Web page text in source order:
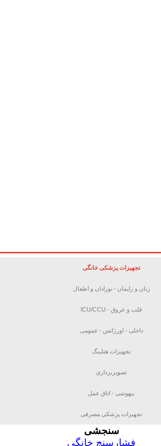
تجهیزات پزشکی خانگی
زنان و زایمان - نوزادان و اطفال
قلب و عروق - ICU/CCU
داخلی - اورژانس - عمومی
تجهیزات هتلینگ
تصویربرداری
بیهوشی - اتاق عمل
تجهیزات پزشکی مصرفی
سنجشی
فشارسنج خانگی